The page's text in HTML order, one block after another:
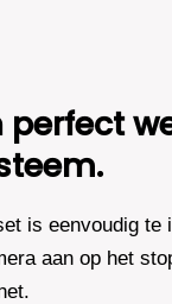
is eenvoudig te
aan op het